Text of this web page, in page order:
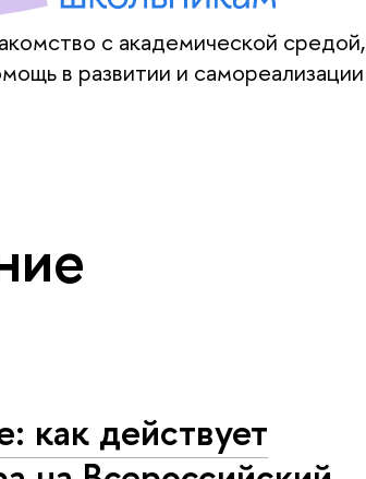
с академической средой,
в развитии и самореализации
как действует